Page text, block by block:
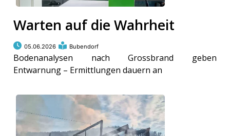
Warten auf die Wahrheit
05.06.2026 Bubendorf
Bodenanalysen nach Grossbrand geben
Entwarnung – Ermittlungen dauern an